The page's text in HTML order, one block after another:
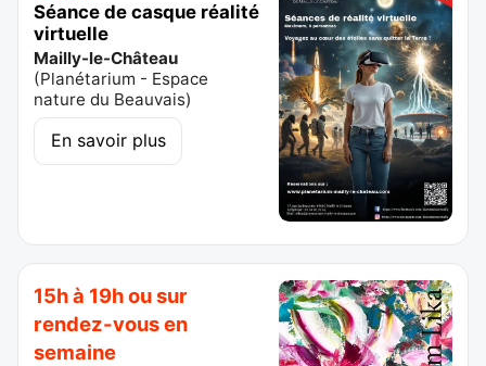
Séance de casque réalité
virtuelle
Mailly-le-Château
(Planétarium - Espace
nature du Beauvais)
En savoir plus
15h à 19h ou sur
rendez-vous en
semaine